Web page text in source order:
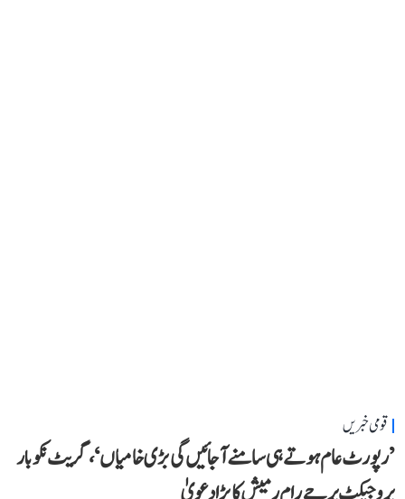
قومی خبریں
’رپورٹ عام ہوتے ہی سامنے آ جائیں گی بڑی خامیاں‘، گریٹ نکوبار